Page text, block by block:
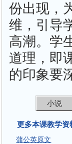
份出现，
维，引导
高潮。学
道理，即
的印象要
小说
更多本课教
蒲公英原文